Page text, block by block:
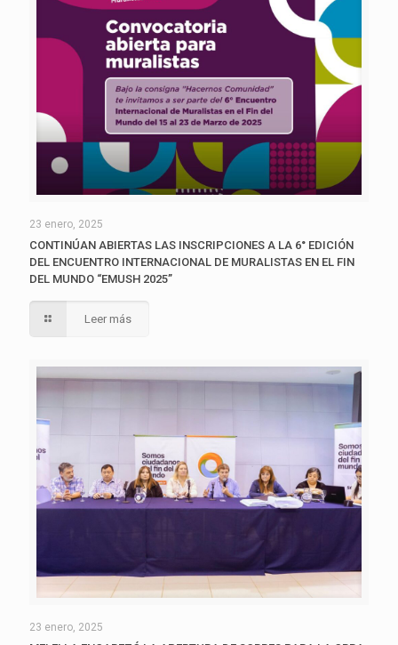
23 enero, 2025
CONTINÚAN ABIERTAS LAS INSCRIPCIONES A LA 6° EDICIÓN
DEL ENCUENTRO INTERNACIONAL DE MURALISTAS EN EL FIN
DEL MUNDO “EMUSH 2025”
Leer más
23 enero, 2025